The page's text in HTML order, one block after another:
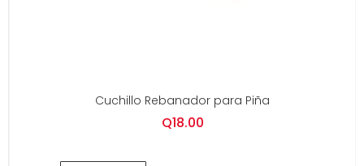
Cuchillo Rebanador para Piña
Q18.00